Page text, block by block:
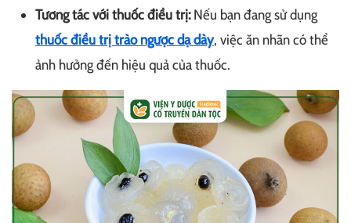
Tương tác với thuốc điều trị:Nếu bạn đang sử dụng
thuốc điều trị trào ngược dạ dày, việc ăn nhãn có thể
ảnh hưởng đến hiệu quả của thuốc.